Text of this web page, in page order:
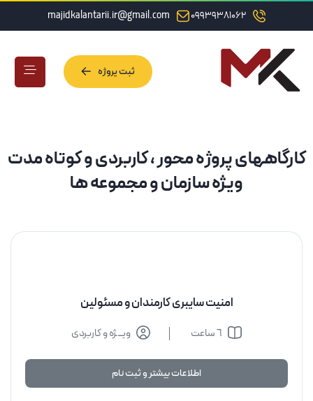
09939381062
majidkalantarii.ir@gmail.com
ثبت پروژه
ثبت پروژه
پروژه محور ، کاربردی وکوتاه مدت
ویژه سازمان و مجموعه ها
امنیت سایبری کارمندان و مسئولین
٦ ساعت ویــژه و کاربردی
اطلاعات بیشتر و ثبت نام